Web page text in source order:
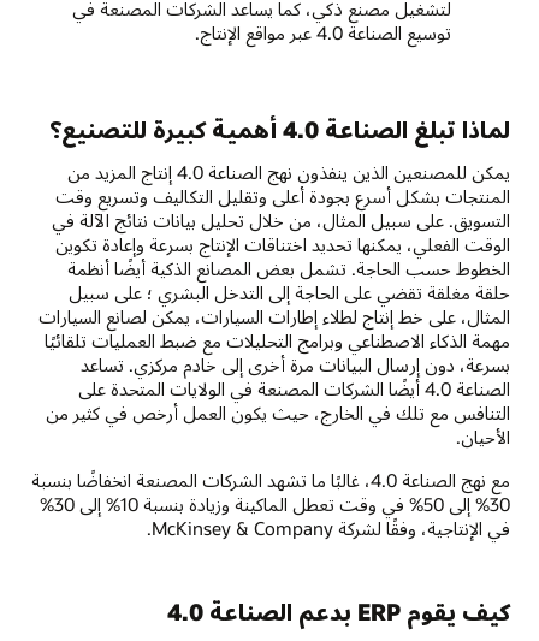
لتشغيل مصنع ذكي، كما يساعد الشركات المصنعة في
توسيع الصناعة 4.0 عبر مواقع الإنتاج.
لماذا تبلغ الصناعة 4.0 أهمية كبيرة للتصنيع؟
يمكن للمصنعين الذين ينفذون نهج الصناعة 4.0 إنتاج المزيد من
المنتجات بشكل أسرع بجودة أعلى وتقليل التكاليف وتسريع وقت
التسويق. على سبيل المثال، من خلال تحليل بيانات نتائج الآلة في
الوقت الفعلي، يمكنها تحديد اختناقات الإنتاج بسرعة وإعادة تكوين
الخطوط حسب الحاجة. تشمل بعض المصانع الذكية أيضًا أنظمة
حلقة مغلقة تقضي على الحاجة إلى التدخل البشري ؛ على سبيل
المثال، على خط إنتاج لطلاء إطارات السيارات، يمكن لصانع السيارات
مهمة الذكاء الاصطناعي وبرامج التحليلات مع ضبط العمليات تلقائيًا
بسرعة، دون إرسال البيانات مرة أخرى إلى خادم مركزي. تساعد
الصناعة 4.0 أيضًا الشركات المصنعة في الولايات المتحدة على
التنافس مع تلك في الخارج، حيث يكون العمل أرخص في كثير من
الأحيان.
مع نهج الصناعة 4.0، غالبًا ما تشهد الشركات المصنعة انخفاضًا بنسبة
30% إلى 50% في وقت تعطل الماكينة وزيادة بنسبة 10% إلى 30%
في الإنتاجية، وفقًا لشركة McKinsey & Company.
كيف يقوم ERP بدعم الصناعة 4.0